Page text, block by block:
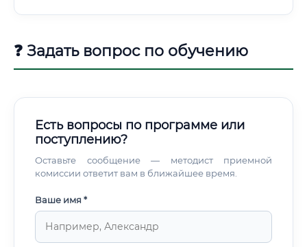
❓ Задать вопрос по обучению
Есть вопросы по программе или
поступлению?
Оставьте сообщение — методист приемной
комиссии ответит вам в ближайшее время.
Ваше имя *